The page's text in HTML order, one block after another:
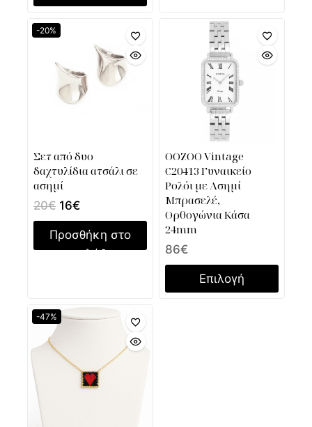
-20%
Σετ από δυο
δαχτυλίδια ατσάλι σε
ασημί
20€ 16€
Προσθήκη στο
καλάθι
OOZOO Vintage
C20413 Γυναικείο
Ρολόι με Ασημί
Μπρασελέ,
Ορθογώνια Κάσα
24mm
86€
Επιλογή
-47%